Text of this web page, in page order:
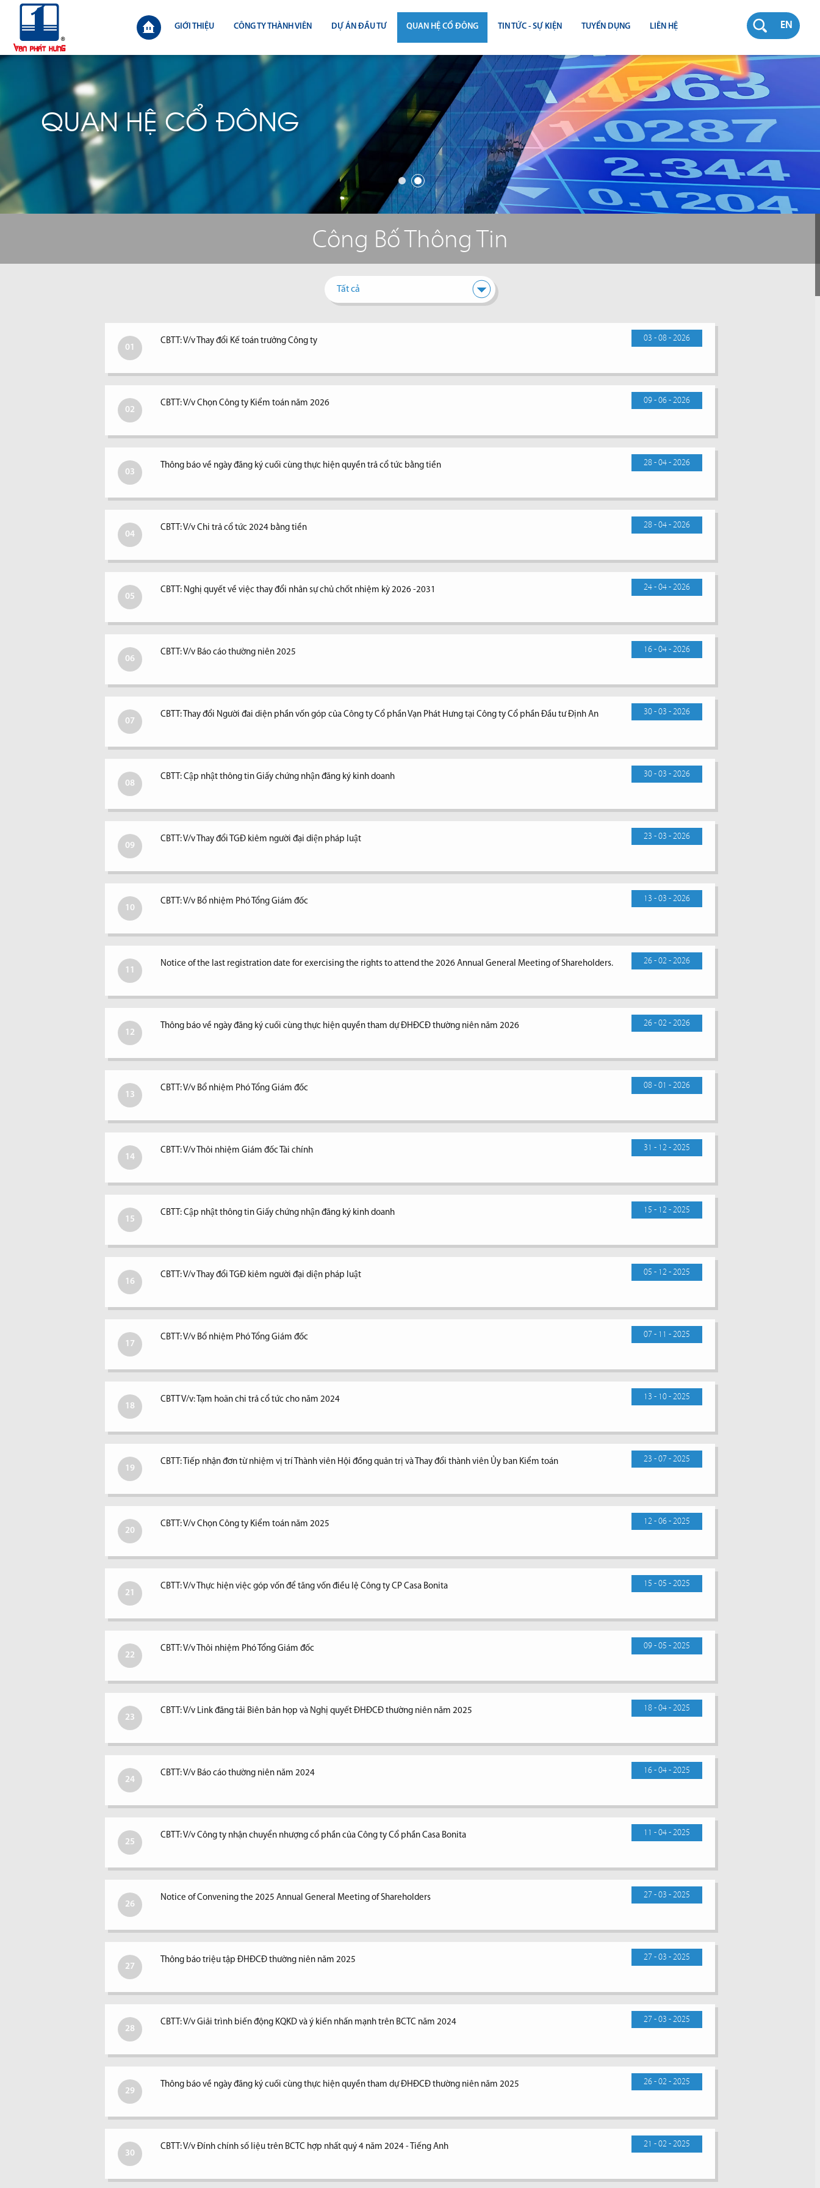
EN
GIỚI THIỆU CÔNG TY THÀNH VIÊN DỰ ÁN ĐẦU TƯ QUAN HỆ CỔ ĐÔNG
CÔNG BỐ THÔNG TIN
ĐẠI HỘI ĐỒNG CỔ ĐÔNG
BÁO CÁO THƯỜNG NIÊN
BÁO CÁO TÀI CHÍNH
BÁO CÁO QUẢN TRỊ CÔNG TY
TIN TỨC - SỰ KIỆN
TIN THỊ TRƯỜNG
TIN DỰ ÁN
TIN CÔNG TY
TUYỂN DỤNG LIÊN HỆ
QUAN HỆ CỔ ĐÔNG
Công Bố Thông Tin
Tất cả
01
03 - 08 - 2026
CBTT: V/v Thay đổi Kế toán trưởng Công ty
02
09 - 06 - 2026
CBTT: V/v Chọn Công ty Kiểm toán năm 2026
03
28 - 04 - 2026
Thông báo về ngày đăng ký cuối cùng thực hiện quyền trả cổ tức bằng tiền
04
28 - 04 - 2026
CBTT: V/v Chi trả cổ tức 2024 bằng tiền
05
24 - 04 - 2026
CBTT: Nghị quyết về việc thay đổi nhân sự chủ chốt nhiệm kỳ 2026 -2031
06
16 - 04 - 2026
CBTT: V/v Báo cáo thường niên 2025
07
30 - 03 - 2026
CBTT: Thay đổi Người đai diện phần vốn góp của Công ty Cổ phần Vạn Phát Hưng tại Công ty Cổ phần Đầu tư Định An
08
30 - 03 - 2026
CBTT: Cập nhật thông tin Giấy chứng nhận đăng ký kinh doanh
09
23 - 03 - 2026
CBTT: V/v Thay đổi TGĐ kiêm người đại diện pháp luật
10
13 - 03 - 2026
CBTT: V/v Bổ nhiệm Phó Tổng Giám đốc
11
26 - 02 - 2026
Notice of the last registration date for exercising the rights to attend the 2026 Annual General Meeting of Shareholders.
12
26 - 02 - 2026
Thông báo về ngày đăng ký cuối cùng thực hiện quyền tham dự ĐHĐCĐ thường niên năm 2026
13
08 - 01 - 2026
CBTT: V/v Bổ nhiệm Phó Tổng Giám đốc
14
31 - 12 - 2025
CBTT: V/v Thôi nhiệm Giám đốc Tài chính
15
15 - 12 - 2025
CBTT: Cập nhật thông tin Giấy chứng nhận đăng ký kinh doanh
16
05 - 12 - 2025
CBTT: V/v Thay đổi TGĐ kiêm người đại diện pháp luật
17
07 - 11 - 2025
CBTT: V/v Bổ nhiệm Phó Tổng Giám đốc
18
13 - 10 - 2025
CBTT V/v: Tạm hoãn chi trả cổ tức cho năm 2024
19
23 - 07 - 2025
CBTT: Tiếp nhận đơn từ nhiệm vị trí Thành viên Hội đồng quản trị và Thay đổi thành viên Ủy ban Kiểm toán
20
12 - 06 - 2025
CBTT: V/v Chọn Công ty Kiểm toán năm 2025
21
15 - 05 - 2025
CBTT: V/v Thực hiện việc góp vốn để tăng vốn điều lệ Công ty CP Casa Bonita
22
09 - 05 - 2025
CBTT: V/v Thôi nhiệm Phó Tổng Giám đốc
23
18 - 04 - 2025
CBTT: V/v Link đăng tải Biên bản họp và Nghị quyết ĐHĐCĐ thường niên năm 2025
24
16 - 04 - 2025
CBTT: V/v Báo cáo thường niên năm 2024
25
11 - 04 - 2025
CBTT: V/v Công ty nhận chuyển nhượng cổ phần của Công ty Cổ phần Casa Bonita
26
27 - 03 - 2025
Notice of Convening the 2025 Annual General Meeting of Shareholders
27
27 - 03 - 2025
Thông báo triệu tập ĐHĐCĐ thường niên năm 2025
28
27 - 03 - 2025
CBTT: V/v Giải trình biến động KQKD và ý kiến nhấn mạnh trên BCTC năm 2024
29
26 - 02 - 2025
Thông báo về ngày đăng ký cuối cùng thực hiện quyền tham dự ĐHĐCĐ thường niên năm 2025
30
21 - 02 - 2025
CBTT: V/v Đính chính số liệu trên BCTC hợp nhất quý 4 năm 2024 - Tiếng Anh